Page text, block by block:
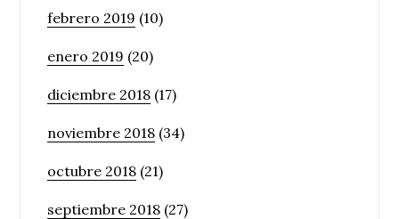
febrero 2019 (10)
enero 2019 (20)
diciembre 2018 (17)
noviembre 2018 (34)
octubre 2018 (21)
septiembre 2018 (27)